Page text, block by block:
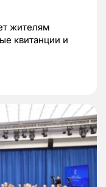
жителям
квитанции и